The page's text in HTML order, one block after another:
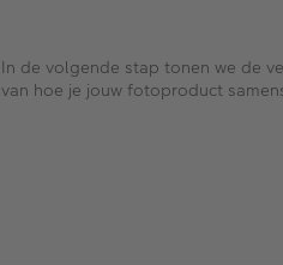
In de volgende stap tonen we de
van hoe je jouw fotoproduct